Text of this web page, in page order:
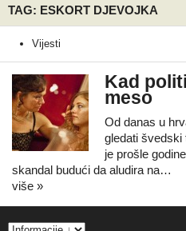
TAG: ESKORT DJEVOJKA
Vijesti
Kad
meso
Od danas u
gledati švedski
je prošle
skandal budući da aludira na…
više »